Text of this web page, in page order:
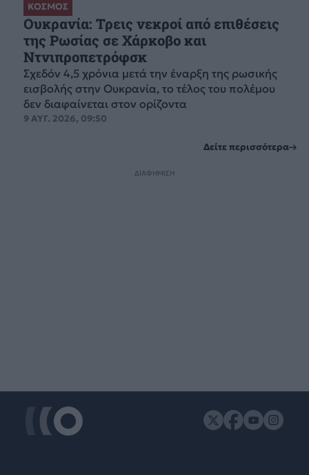
ΚΟΣΜΟΣ
Ουκρανία: Τρεις νεκροί από επιθέσεις
της Ρωσίας σε Χάρκοβο και
Ντνιπροπετρόφσκ
Σχεδόν 4,5 χρόνια μετά την έναρξη της ρωσικής
εισβολής στην Ουκρανία, το τέλος του πολέμου
δεν διαφαίνεται στον ορίζοντα
9 ΑΥΓ. 2026, 09:50
Δείτε περισσότερα
ΔΙΑΦΗΜΙΣΗ